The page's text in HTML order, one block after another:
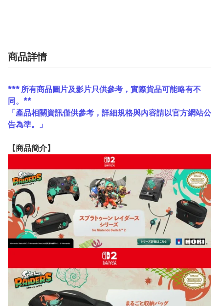
商品詳情
*** 所有商品圖片及影片只供參考，實際貨品可能略有不
同。**
「產品相關資訊僅供參考，詳細規格與內容請以官方網站公
告為準。」
【商品簡介】